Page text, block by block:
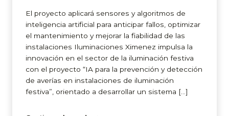
El proyecto aplicará sensores y algoritmos de
inteligencia artificial para anticipar fallos, optimizar
el mantenimiento y mejorar la fiabilidad de las
instalaciones Iluminaciones Ximenez impulsa la
innovación en el sector de la iluminación festiva
con el proyecto “IA para la prevención y detección
de averías en instalaciones de iluminación
festiva”, orientado a desarrollar un sistema […]